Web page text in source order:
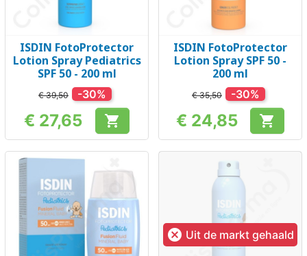
ISDIN FotoProtector
Lotion Spray Pediatrics
SPF 50 - 200 ml
€ 39,50 -30%
Prijs
€ 27,65 
ISDIN FotoProtector
Lotion Spray SPF 50 -
200 ml
€ 35,50 -30%
Prijs
€ 24,85 
 Uit de markt gehaald